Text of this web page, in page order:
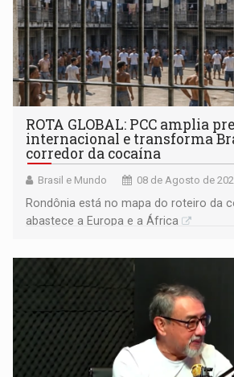
ROTA GLOBAL: PCC amplia
internacional e transforma
corredor da cocaína
Brasil e Mundo 08 de Agosto de
Rondônia está no mapa do roteiro da
abastece a Europa e a África